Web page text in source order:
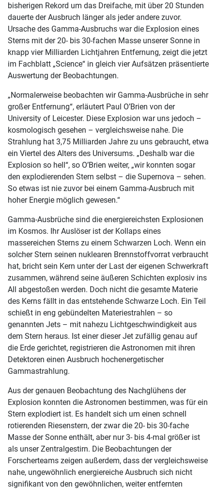
bisherigen Rekord um das Dreifache, mit über 20 Stunden
dauerte der Ausbruch länger als jeder andere zuvor.
Ursache des Gamma-Ausbruchs war die Explosion eines
Sterns mit der 20- bis 30-fachen Masse unserer Sonne in
knapp vier Milliarden Lichtjahren Entfernung, zeigt die jetzt
im Fachblatt „Science“ in gleich vier Aufsätzen präsentierte
Auswertung der Beobachtungen.
„Normalerweise beobachten wir Gamma-Ausbrüche in sehr
großer Entfernung“, erläutert Paul O’Brien von der
University of Leicester. Diese Explosion war uns jedoch –
kosmologisch gesehen – vergleichsweise nahe. Die
Strahlung hat 3,75 Milliarden Jahre zu uns gebraucht, etwa
ein Viertel des Alters des Universums. „Deshalb war die
Explosion so hell“, so O’Brien weiter, „wir konnten sogar
den explodierenden Stern selbst – die Supernova – sehen.
So etwas ist nie zuvor bei einem Gamma-Ausbruch mit
hoher Energie möglich gewesen.“
Gamma-Ausbrüche sind die energiereichsten Explosionen
im Kosmos. Ihr Auslöser ist der Kollaps eines
massereichen Sterns zu einem Schwarzen Loch. Wenn ein
solcher Stern seinen nuklearen Brennstoffvorrat verbraucht
hat, bricht sein Kern unter der Last der eigenen Schwerkraft
zusammen, während seine äußeren Schichten explosiv ins
All abgestoßen werden. Doch nicht die gesamte Materie
des Kerns fällt in das entstehende Schwarze Loch. Ein Teil
schießt in eng gebündelten Materiestrahlen – so
genannten Jets – mit nahezu Lichtgeschwindigkeit aus
dem Stern heraus. Ist einer dieser Jet zufällig genau auf
die Erde gerichtet, registrieren die Astronomen mit ihren
Detektoren einen Ausbruch hochenergetischer
Gammastrahlung.
Aus der genauen Beobachtung des Nachglühens der
Explosion konnten die Astronomen bestimmen, was für ein
Stern explodiert ist. Es handelt sich um einen schnell
rotierenden Riesenstern, der zwar die 20- bis 30-fache
Masse der Sonne enthält, aber nur 3- bis 4-mal größer ist
als unser Zentralgestirn. Die Beobachtungen der
Forscherteams zeigen außerdem, dass der vergleichsweise
nahe, ungewöhnlich energiereiche Ausbruch sich nicht
signifikant von den gewöhnlichen, weiter entfernten